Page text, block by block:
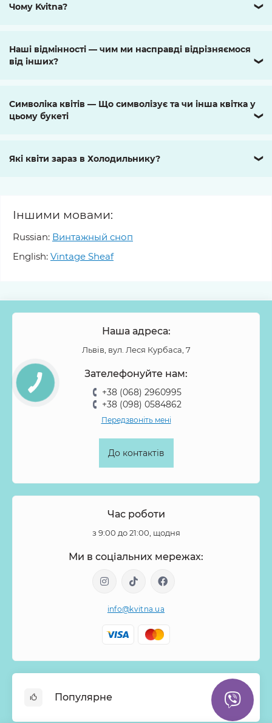
Чому Kvitna? ❯
Наші відмінності — чим ми насправді відрізняємося
від інших?
❯
Символіка квітів — Що символізує та чи інша квітка у
цьому букеті
❯
Які квіти зараз в Холодильнику? ❯
Іншими мовами:
Russian: Винтажный сноп
English: Vintage Sheaf
Наша адреса:
Львів, вул. Леся Курбаса, 7
Зателефонуйте нам:
+38 (068) 2960995
+38 (098) 0584862
Передзвоніть мені
До контактів
Час роботи
з 9:00 до 21:00, щодня
Ми в соціальних мережах:
info@kvitna.ua
Популярне